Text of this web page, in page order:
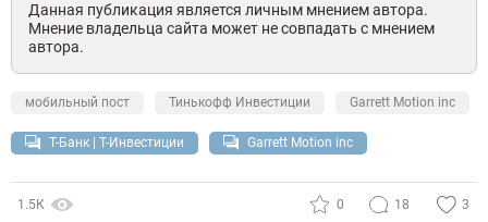
Данная публикация является личным мнением автора.
Мнение владельца сайта может не совпадать с мнением
автора.
мобильный пост Тинькофф Инвестиции Garrett Motion inc
Т-Банк | Т-Инвестиции Garrett Motion inc
1.5К 0 18 3